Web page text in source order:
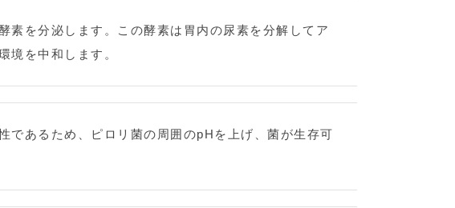
素を分泌します。この酵素は胃内の尿素を分解してア
境を中和します。
であるため、ピロリ菌の周囲のpHを上げ、菌が生存可